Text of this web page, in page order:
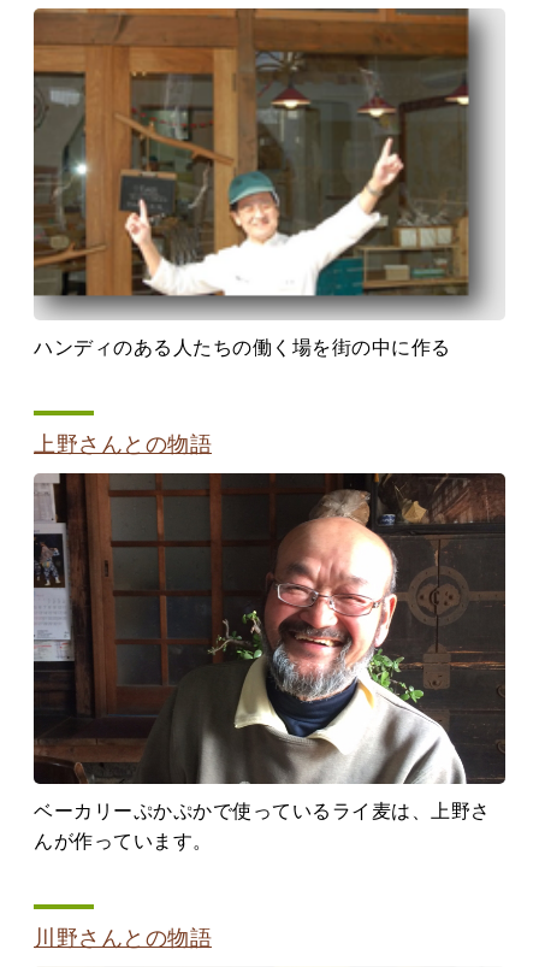
ハンディのある人たちの働く場を街の中に作る
上野さんとの物語
ベーカリーぷかぷかで使っているライ麦は、上野さ
んが作っています。
川野さんとの物語